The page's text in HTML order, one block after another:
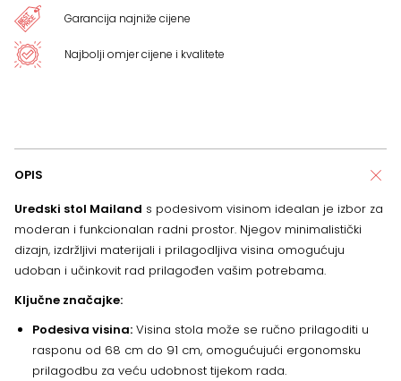
Garancija najniže cijene
Najbolji omjer cijene i kvalitete
OPIS
Uredski stol Mailand s podesivom visinom idealan je izbor za
moderan i funkcionalan radni prostor. Njegov minimalistički
dizajn, izdržljivi materijali i prilagodljiva visina omogućuju
udoban i učinkovit rad prilagođen vašim potrebama.
Ključne značajke:
Podesiva visina: Visina stola može se ručno prilagoditi u
rasponu od 68 cm do 91 cm, omogućujući ergonomsku
prilagodbu za veću udobnost tijekom rada.